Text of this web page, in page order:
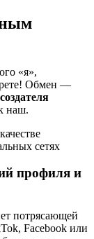
«я»,
Обмен —
создателя
наш.
профиля и
потрясающей
Facebook или